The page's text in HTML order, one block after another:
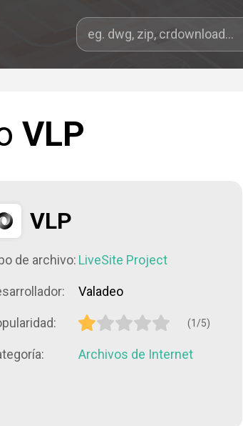
VLP
VLP
de archivo: LiveSite Project
Valadeo
(1/5)
Archivos de Internet